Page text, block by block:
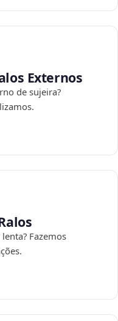
Externos
de sujeira?
Fazemos